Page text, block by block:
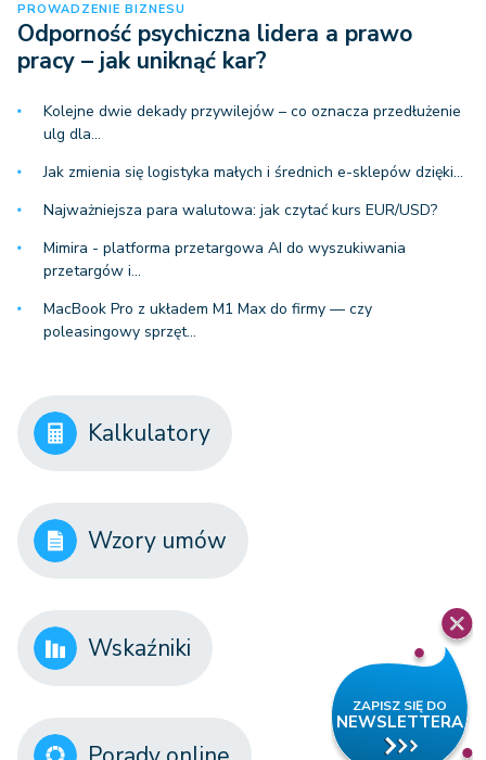
PROWADZENIE BIZNESU
Odporność psychiczna lidera a prawo
pracy – jak uniknąć kar?
Kolejne dwie dekady przywilejów – co oznacza przedłużenie
ulg dla…
Jak zmienia się logistyka małych i średnich e-sklepów dzięki…
Najważniejsza para walutowa: jak czytać kurs EUR/USD?
Mimira - platforma przetargowa AI do wyszukiwania
przetargów i…
MacBook Pro z układem M1 Max do firmy — czy
poleasingowy sprzęt…
Kalkulatory
Wzory umów
Wskaźniki